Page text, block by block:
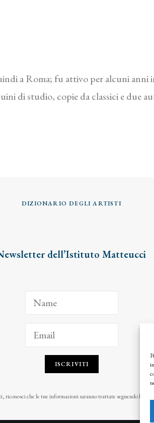
a Roma; fu attivo per alcuni anni
di studio, copie da classici e due
DIZIONARIO DEGLI ARTISTI
dell’Istituto Matteucci
ISCRIVITI
riconosci che le tue informazioni saranno trattate seguendo la